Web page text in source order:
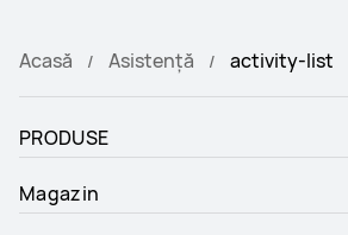
Acasă Asistență activity-list
PRODUSE
Magazin